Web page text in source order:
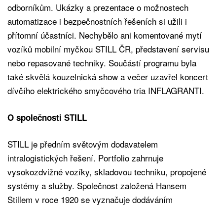
odborníkům. Ukázky a prezentace o možnostech
automatizace i bezpečnostních řešeních si užili i
přítomní účastníci. Nechybělo ani komentované mytí
vozíků mobilní myčkou STILL ČR, představení servisu
nebo repasované techniky. Součástí programu byla
také skvělá kouzelnická show a večer uzavřel koncert
dívčího elektrického smyčcového tria INFLAGRANTI.
O společnosti STILL
STILL je předním světovým dodavatelem
intralogistických řešení. Portfolio zahrnuje
vysokozdvižné vozíky, skladovou techniku, propojené
systémy a služby. Společnost založená Hansem
Stillem v roce 1920 se vyznačuje dodáváním